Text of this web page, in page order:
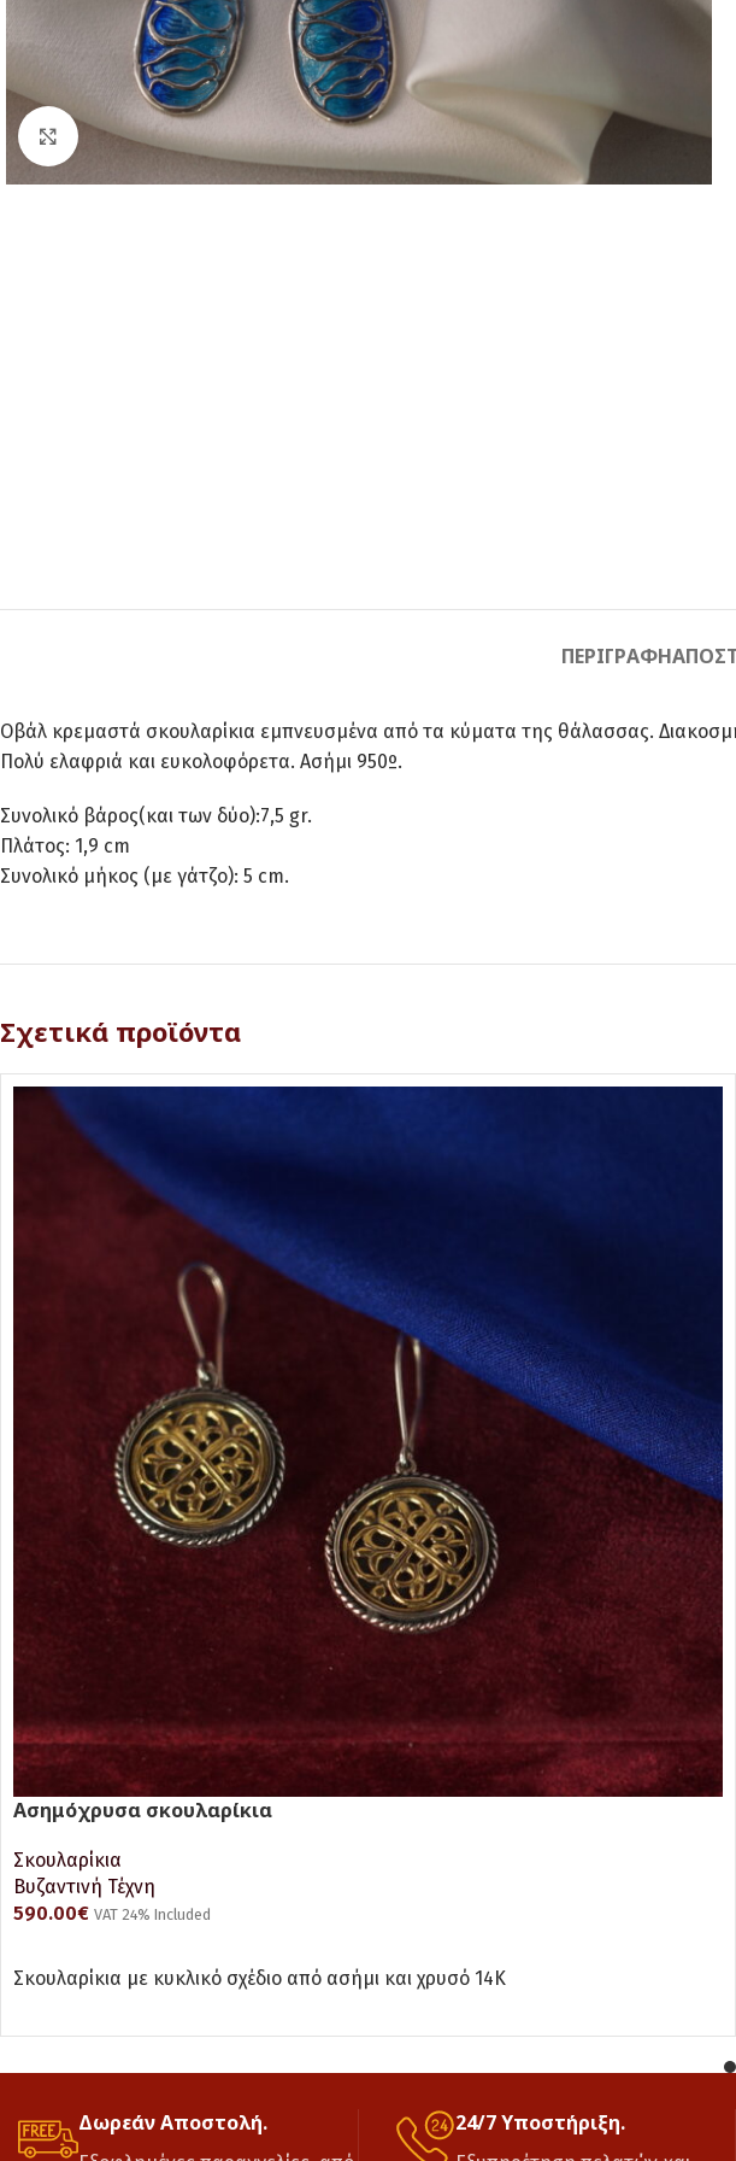
Click to enlarge
ΠΕΡΙΓΡΑΦΉ
Οβάλ κρεμαστά σκουλαρίκια εμπνευσμένα από τα κύματα της θάλασσας.
Πολύ ελαφριά και ευκολοφόρετα. Ασήμι 950º.
Συνολικό βάρος(και των δύο):7,5 gr.
Πλάτος: 1,9 cm
Συνολικό μήκος (με γάτζο): 5 cm.
Σχετικά προϊόντα
Ασημόχρυσα σκουλαρίκια
Σκουλαρίκια
Βυζαντινή Τέχνη
590.00€ VAT 24% Included
Σκουλαρίκια με κυκλικό σχέδιο από ασήμι και χρυσό 14Κ
Δωρεάν Αποστολή. 24/7 Υποστήριξη.